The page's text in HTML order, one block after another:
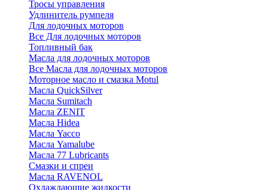
Тросы управления
Удлинитель румпеля
Для лодочных моторов
Все Для лодочных моторов
Топливный бак
Масла для лодочных моторов
Все Масла для лодочных моторов
Моторное масло и смазка Motul
Масла QuickSilver
Масла Sumitach
Масла ZENIT
Масла Hidea
Масла Yacco
Масла Yamalube
Масла 77 Lubricants
Смазки и спреи
Масла RAVENOL
Охлаждающие жидкости